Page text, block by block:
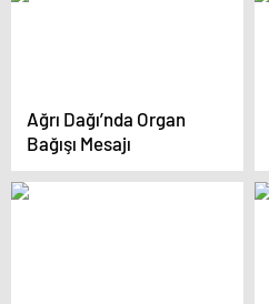
Ağrı Dağı’nda Organ
Bağışı Mesajı